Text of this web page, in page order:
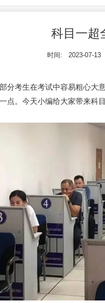
科目一超
时间: 2023-07-13
分考生在考试中容易粗心大
点。今天小编给大家带来科